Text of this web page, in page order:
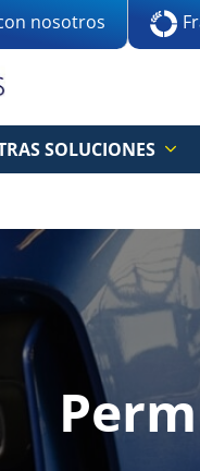
nosotros
SOLUCIONES